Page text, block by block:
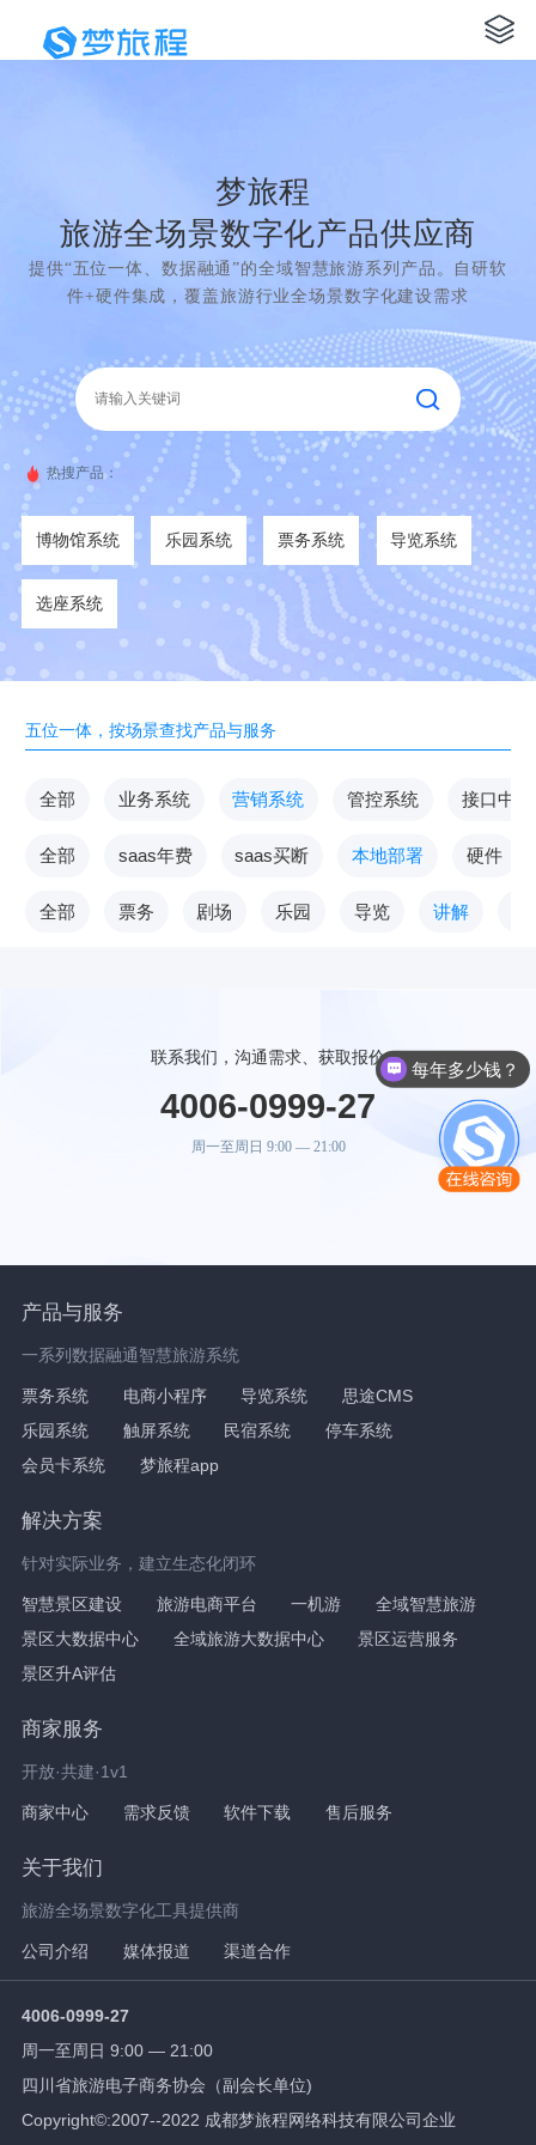
梦旅程
旅游全场景数字化产品供应商
提供“五位一体、数据融通”的全域智慧旅游系列产品。自研软
件+硬件集成，覆盖旅游行业全场景数字化建设需求
热搜产品：
博物馆系统 乐园系统 票务系统 导览系统
选座系统
五位一体，按场景查找产品与服务
全部 业务系统 营销系统 管控系统 接口中台
全部 saas年费 saas买断 本地部署 硬件
全部 票务 剧场 乐园 导览 讲解
联系我们，沟通需求、获取报价
4006-0999-27
周一至周日 9:00 — 21:00
产品与服务
一系列数据融通智慧旅游系统
票务系统 电商小程序 导览系统
思途CMS
乐园系统
触屏系统 民宿系统
停车系统
会员卡系统
梦旅程app
解决方案
针对实际业务，建立生态化闭环
智慧景区建设 旅游电商平台 一机游
全域智慧旅游
景区大数据中心
全域旅游大数据中心
景区运营服务
景区升A评估
商家服务
开放·共建·1v1
商家中心 需求反馈 软件下载 售后服务
关于我们
旅游全场景数字化工具提供商
公司介绍 媒体报道 渠道合作
4006-0999-27
周一至周日 9:00 — 21:00
四川省旅游电子商务协会（副会长单位)
Copyright©:2007--2022 成都梦旅程网络科技有限公司企业
每年多少钱？